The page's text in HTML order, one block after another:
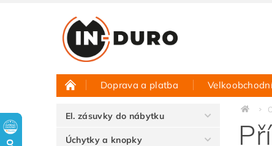
Doprava a platba
Půjčovna vzorků Hodnocení obchodu
El. zásuvky do nábytku
Úchytky a knopky